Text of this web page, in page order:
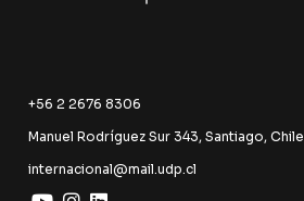
+56 2 2676 8306
Manuel Rodríguez Sur 343, Santiago, Chile
internacional@mail.udp.cl